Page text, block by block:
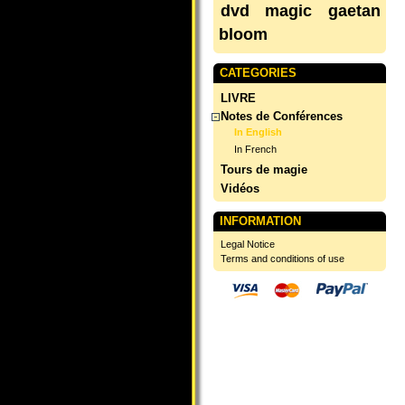
dvd magic
gaetan
bloom
CATEGORIES
LIVRE
Notes de Conférences
In English
In French
Tours de magie
Vidéos
INFORMATION
Legal Notice
Terms and conditions of use